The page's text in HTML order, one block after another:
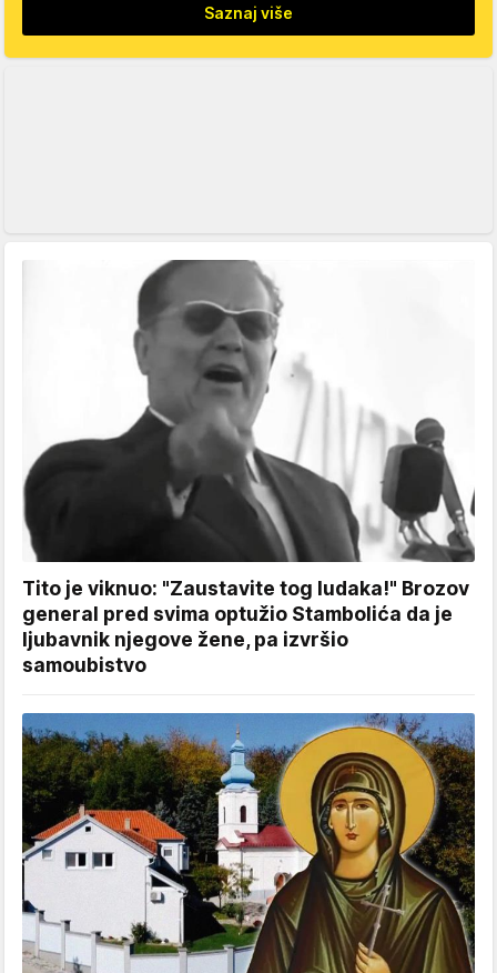
Saznaj više
Tito je viknuo: "Zaustavite tog ludaka!" Brozov
general pred svima optužio Stambolića da je
ljubavnik njegove žene, pa izvršio
samoubistvo